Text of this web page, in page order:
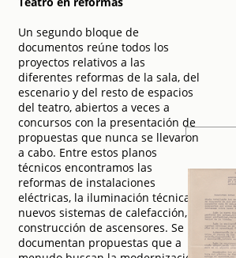
Un segundo bloque de
documentos reúne todos los
proyectos relativos a las
diferentes reformas de la sala, del
escenario y del resto de espacios
del teatro, abiertos a veces a
concursos con la presentación de
propuestas que nunca se llevaron
a cabo. Entre estos planos
técnicos encontramos las
reformas de instalaciones
eléctricas, la iluminación técnica,
nuevos sistemas de calefacción, la
construcción de ascensores. Se
documentan propuestas que a